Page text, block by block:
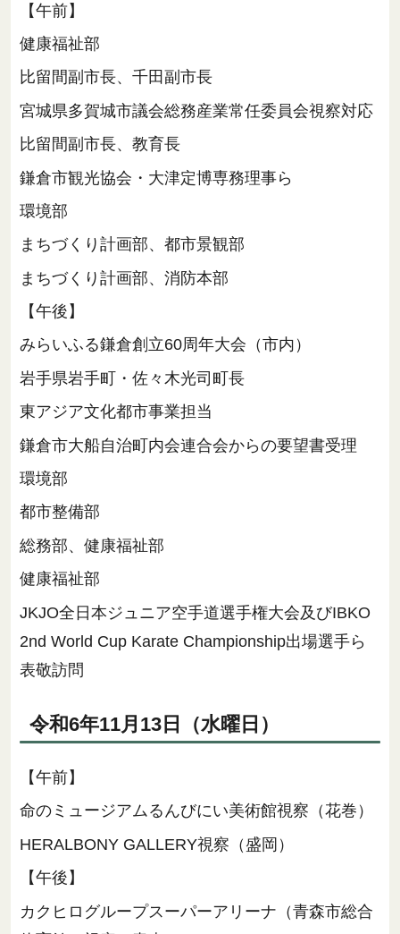
【午前】
健康福祉部
比留間副市長、千田副市長
宮城県多賀城市議会総務産業常任委員会視察対応
比留間副市長、教育長
鎌倉市観光協会・大津定博専務理事ら
環境部
まちづくり計画部、都市景観部
まちづくり計画部、消防本部
【午後】
みらいふる鎌倉創立60周年大会（市内）
岩手県岩手町・佐々木光司町長
東アジア文化都市事業担当
鎌倉市大船自治町内会連合会からの要望書受理
環境部
都市整備部
総務部、健康福祉部
健康福祉部
JKJO全日本ジュニア空手道選手権大会及びIBKO
2nd World Cup Karate Championship出場選手ら
表敬訪問
令和6年11月13日（水曜日）
【午前】
命のミュージアムるんびにい美術館視察（花巻）
HERALBONY GALLERY視察（盛岡）
【午後】
カクヒログループスーパーアリーナ（青森市総合